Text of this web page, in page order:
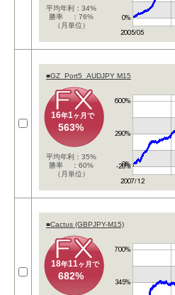
平均年利：34%
勝率 ：76%
（月単位）
■GZ_Port5_AUDJPY M15
16年1ヶ月で
563%
平均年利：35%
勝率 ：60%
（月単位）
■Cactus (GBPJPY-M15)
18年11ヶ月で
682%